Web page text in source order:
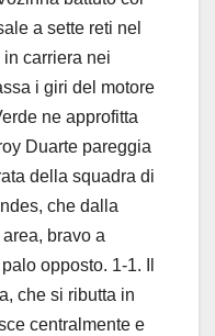
a sette reti nel
carriera nei
i giri del motore
ne approfitta
Duarte pareggia
della squadra di
che dalla
bravo a
opposto. 1-1. Il
che si ributta in
centralmente e